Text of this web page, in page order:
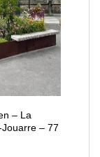
– La
– 77